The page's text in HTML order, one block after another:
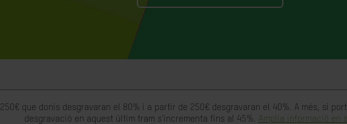
que donis desgravaran el 80% i a partir de 250€ desgravaran el 40%. A més, si
desgravació en aquest últim tram s'incrementa fins al 45%. Amplia informació en